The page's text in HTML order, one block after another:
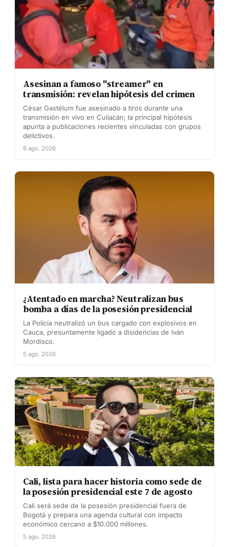
Asesinan a famoso "streamer" en
transmisión: revelan hipótesis del crimen
César Gastélum fue asesinado a tiros durante una
transmisión en vivo en Culiacán; la principal hipótesis
apunta a publicaciones recientes vinculadas con grupos
delictivos.
6 ago. 2026
¿Atentado en marcha? Neutralizan bus
bomba a días de la posesión presidencial
La Policía neutralizó un bus cargado con explosivos en
Cauca, presuntamente ligado a disidencias de Iván
Mordisco.
5 ago. 2026
Cali, lista para hacer historia como sede de
la posesión presidencial este 7 de agosto
Cali será sede de la posesión presidencial fuera de
Bogotá y prepara una agenda cultural con impacto
económico cercano a $10.000 millones.
5 ago. 2026